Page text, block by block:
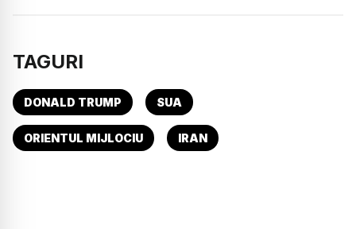
TAGURI
DONALD TRUMP SUA
ORIENTUL MIJLOCIU IRAN